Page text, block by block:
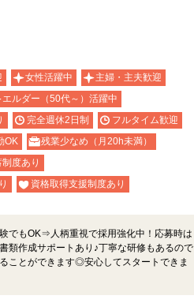
女性活躍中
主婦・主夫歓迎
エルダー（50代～）活躍中
完全週休2日制
フルタイム歓迎
OK
残業少なめ（月20h未満）
度あり
資格取得支援制度あり
でもOK⇒人柄重視で採用強化中！応募時は
類作成サポートあり♪丁寧な研修もあるので
ことができます◎安心してスタートできま